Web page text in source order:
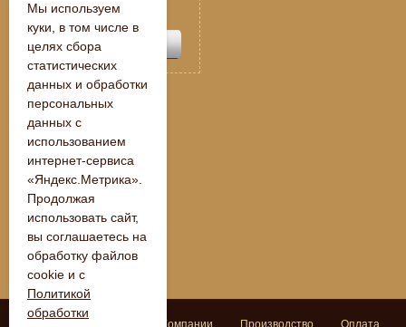
109 250
« Назад
О Компании Производство Оплата
Мы используем
куки, в том числе в
целях сбора
статистических
данных и обработки
персональных
данных с
использованием
интернет-сервиса
«Яндекс.Метрика».
Продолжая
использовать сайт,
вы соглашаетесь на
обработку файлов
cookie и с
Политикой
обработки